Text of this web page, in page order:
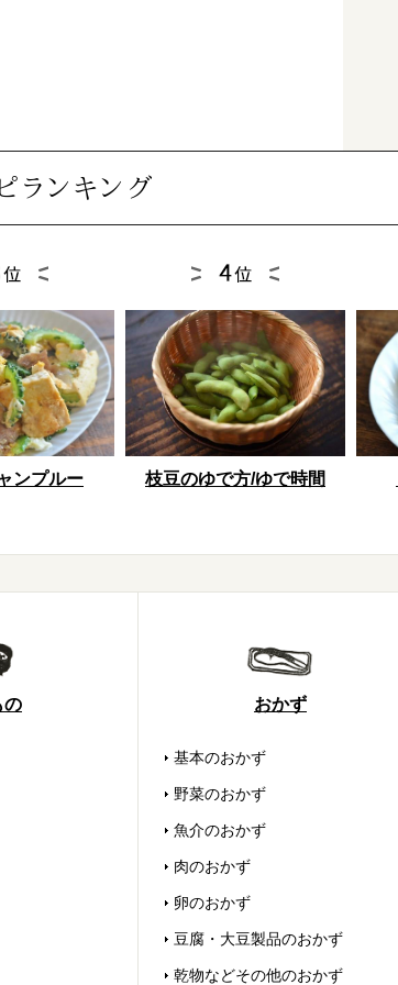
ランキング
ンプルー 枝豆のゆで方/ゆで時間
の おかず
基本のおかず
野菜のおかず
魚介のおかず
肉のおかず
卵のおかず
豆腐・大豆製品のおかず
乾物などその他のおかず